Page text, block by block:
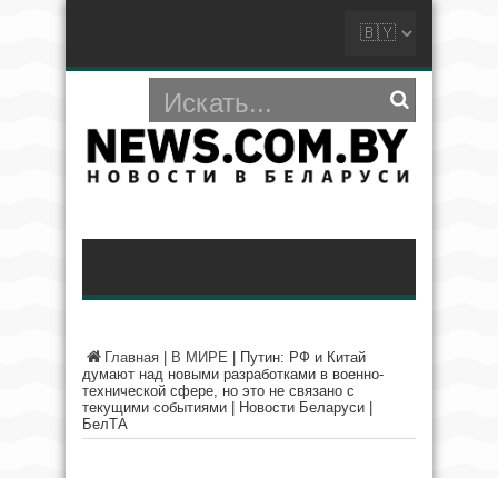
Главная В МИРЕ
Путин: РФ и Китай
думают над новыми разработками в военно-
технической сфере, но это не связано с
текущими событиями | Новости Беларуси |
БелТА